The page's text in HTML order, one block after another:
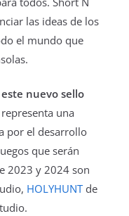
las ideas de los
el mundo que
nuevo sello
una
por el desarrollo
que serán
2023 y 2024 son
HOLYHUNTde